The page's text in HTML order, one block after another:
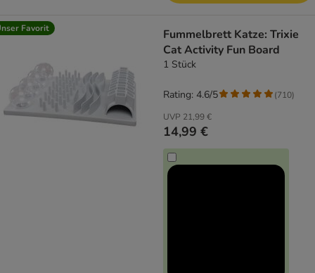
Favorit
Fummelbrett Katze: Trixie
Cat Activity Fun Board
1 Stück
UVP 21,99 €
14,99 €
Rating: 4.6/5 (710)